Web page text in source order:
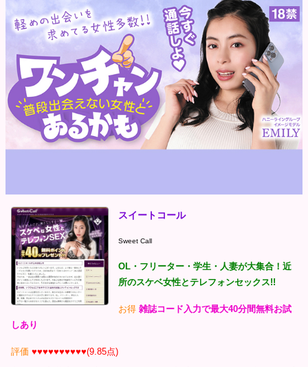
スイートコール
Sweet Call
OL・フリーター・学生・人妻が大集合！近
所のスケベ女性とテレフォンセックス!!
お得 雑誌コード入力で最大40分間無料お試
しあり
評価 ♥♥♥♥♥♥♥♥♥♥(9.85点)